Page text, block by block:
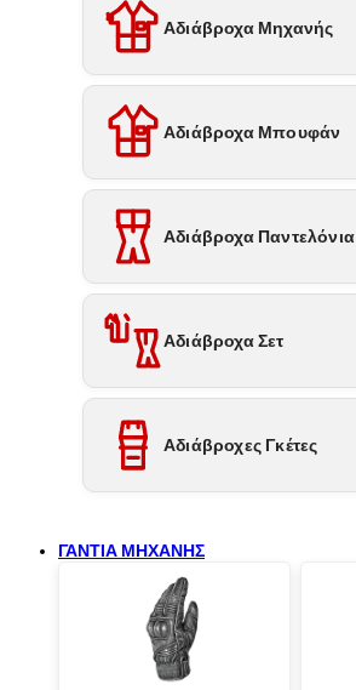
Αδιάβροχα Μηχανής
Αδιάβροχα Μπουφάν
Αδιάβροχα Παντελόνια
Αδιάβροχα Σετ
Αδιάβροχες Γκέτες
ΓΑΝΤΙΑ ΜΗΧΑΝΗΣ